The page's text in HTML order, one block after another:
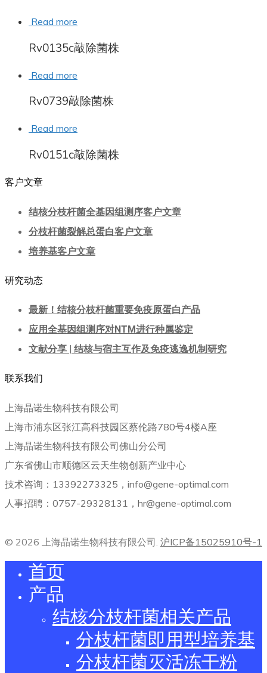
Read more
Rv0135c敲除菌株
Read more
Rv0739敲除菌株
Read more
Rv0151c敲除菌株
客户文章
结核分枝杆菌全基因组测序客户文章
分枝杆菌裂解总蛋白客户文章
培养基客户文章
研究动态
最新！结核分枝杆菌重要免疫原蛋白产品
应用全基因组测序对NTM进行种属鉴定
文献分享 | 结核与宿主互作及免疫逃逸机制研究
联系我们
上海晶诺生物科技有限公司
上海市浦东区张江高科技园区蔡伦路780号4楼A座
上海晶诺生物科技有限公司佛山分公司
广东省佛山市顺德区云天生物创新产业中心
技术咨询：13392273325，info@gene-optimal.com
人事招聘：0757-29328131，hr@gene-optimal.com
© 2026 上海晶诺生物科技有限公司. 沪ICP备15025910号-1
首页
产品
结核分枝杆菌相关产品
分枝杆菌即用型培养基
分枝杆菌灭活冻干粉